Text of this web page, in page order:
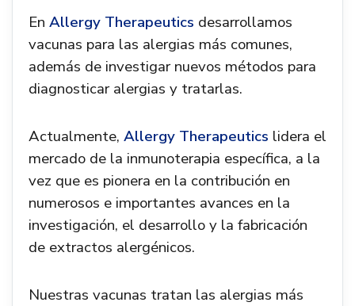
En Allergy Therapeutics desarrollamos
vacunas para las alergias más comunes,
además de investigar nuevos métodos para
diagnosticar alergias y tratarlas.
Actualmente, Allergy Therapeutics lidera el
mercado de la inmunoterapia específica, a la
vez que es pionera en la contribución en
numerosos e importantes avances en la
investigación, el desarrollo y la fabricación
de extractos alergénicos.
Nuestras vacunas tratan las alergias más